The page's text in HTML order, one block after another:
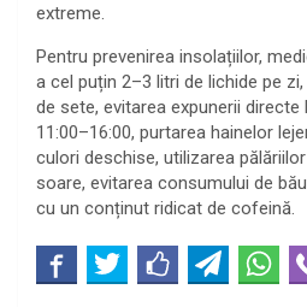
extreme.
Pentru prevenirea insolațiilor,
a cel puțin 2–3 litri de lichide pe
de sete, evitarea expunerii
11:00–16:00, purtarea hainelor
culori deschise, utilizarea
soare, evitarea consumului de
cu un conținut ridicat de cofeină.